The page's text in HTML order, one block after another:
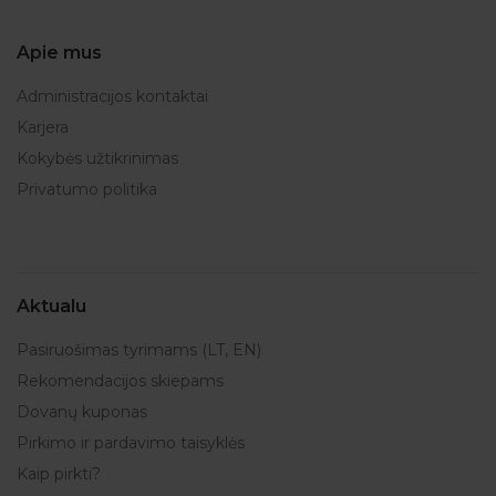
Apie mus
Administracijos kontaktai
Karjera
Kokybės užtikrinimas
Privatumo politika
Aktualu
Pasiruošimas tyrimams (LT, EN)
Rekomendacijos skiepams
Dovanų kuponas
Pirkimo ir pardavimo taisyklės
Kaip pirkti?